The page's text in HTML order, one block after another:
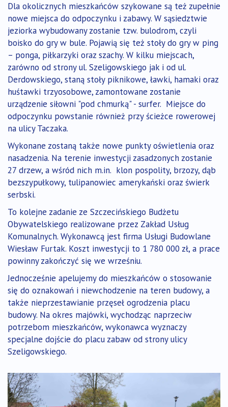
Dla okolicznych mieszkańców szykowane są też zupełnie
nowe miejsca do odpoczynku i zabawy. W sąsiedztwie
jeziorka wybudowany zostanie tzw. bulodrom, czyli
boisko do gry w bule. Pojawią się też stoły do gry w ping
– ponga, piłkarzyki oraz szachy. W kilku miejscach,
zarówno od strony ul. Szeligowskiego jak i od ul.
Derdowskiego, staną stoły piknikowe, ławki, hamaki oraz
huśtawki trzyosobowe, zamontowane zostanie
urządzenie siłowni "pod chmurką" - surfer. Miejsce do
odpoczynku powstanie również przy ścieżce rowerowej
na ulicy Taczaka.
Wykonane zostaną także nowe punkty oświetlenia oraz
nasadzenia. Na terenie inwestycji zasadzonych zostanie
27 drzew, a wśród nich m.in. klon pospolity, brzozy, dąb
bezszypułkowy, tulipanowiec amerykański oraz świerk
serbski.
To kolejne zadanie ze Szczecińskiego Budżetu
Obywatelskiego realizowane przez Zakład Usług
Komunalnych. Wykonawcą jest firma Usługi Budowlane
Wiesław Furtak. Koszt inwestycji to 1 780 000 zł, a prace
powinny zakończyć się we wrześniu.
Jednocześnie apelujemy do mieszkańców o stosowanie
się do oznakowań i niewchodzenie na teren budowy, a
także nieprzestawianie przęseł ogrodzenia placu
budowy. Na okres majówki, wychodząc naprzeciw
potrzebom mieszkańców, wykonawca wyznaczy
specjalne dojście do placu zabaw od strony ulicy
Szeligowskiego.